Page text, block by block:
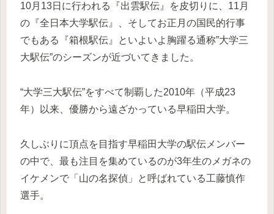
10月13日に行われる『出雲駅伝』を皮切りに、11月
の『全日本大学駅伝』、そしてお正月の国民的行事
でもある『箱根駅伝』といよいよ胸躍る通称”大学三
大駅伝”のシーズンが近づいてきました。
“大学三大駅伝”をすべて制覇した2010年（平成23
年）以来、優勝から遠ざかっている早稲田大学。
久しぶりに頂点を目指す早稲田大学の駅伝メンバー
の中で、最も注目を集めているのが3年生のメガネの
イケメンで「山の名探偵」と呼ばれている工藤慎作
選手。